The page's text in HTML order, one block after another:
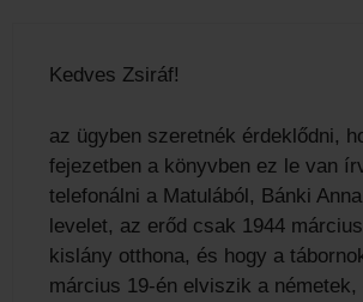
Kedves Zsiráf!
az ügyben szeretnék érdeklődni,
fejezetben a könyvben ez le van
telefonálni a Matulából, Bánki
levelet, az erőd csak 1944
kislány otthona, és hogy a
március 19-én elviszik a németek,